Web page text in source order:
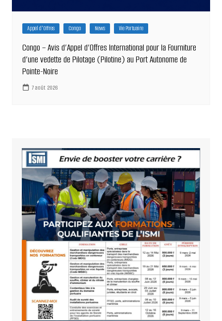
Appel d'Offres Congo News Vie Portuaire
Congo – Avis d’Appel d’Offres International pour la Fourniture
d’une vedette de Pilotage (Pilotine) au Port Autonome de
Pointe-Noire
7 août 2026